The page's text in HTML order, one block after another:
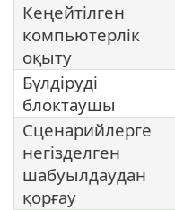
Кеңейтілген
компьютерлік
оқыту
Бүлдіруді
блоктаушы
Сценарийлерге
негізделген
шабуылдаудан
қорғау